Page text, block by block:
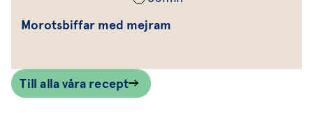
Morotsbiffar med mejram
Till alla våra recept